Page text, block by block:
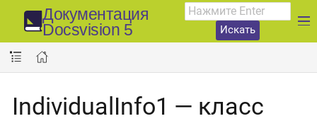
Документация
Docsvision 5
Искать
IndividualInfo1 — класс